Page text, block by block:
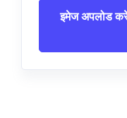
इमेज अपलोड